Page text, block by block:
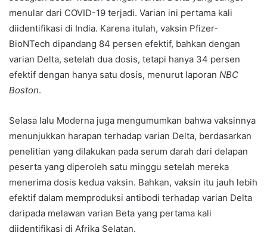
menular dari COVID-19 terjadi. Varian ini pertama kali
diidentifikasi di India. Karena itulah, vaksin Pfizer-
BioNTech dipandang 84 persen efektif, bahkan dengan
varian Delta, setelah dua dosis, tetapi hanya 34 persen
efektif dengan hanya satu dosis, menurut laporan NBC
Boston.
Selasa lalu Moderna juga mengumumkan bahwa vaksinnya
menunjukkan harapan terhadap varian Delta, berdasarkan
penelitian yang dilakukan pada serum darah dari delapan
peserta yang diperoleh satu minggu setelah mereka
menerima dosis kedua vaksin. Bahkan, vaksin itu jauh lebih
efektif dalam memproduksi antibodi terhadap varian Delta
daripada melawan varian Beta yang pertama kali
diidentifikasi di Afrika Selatan.